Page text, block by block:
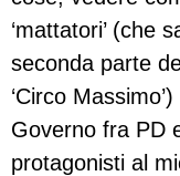
‘mattatori’ (che
seconda parte
‘Circo
Governo fra PD
protagonisti al